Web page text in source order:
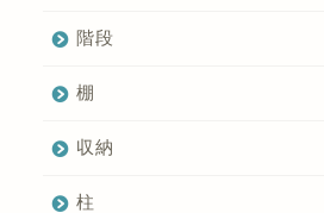
階段
棚
収納
柱